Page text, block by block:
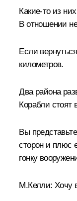
Какие-то из
В отношении
Если
километров.
Два района
Корабли стоят
Вы
сторон и плюс
гонку
М.Келли: Хочу